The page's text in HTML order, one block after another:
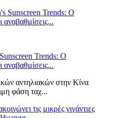
Trends: Ο
αναβαθμίσεις...
αντηλιακών στην Κίνα
φάση ταχ...